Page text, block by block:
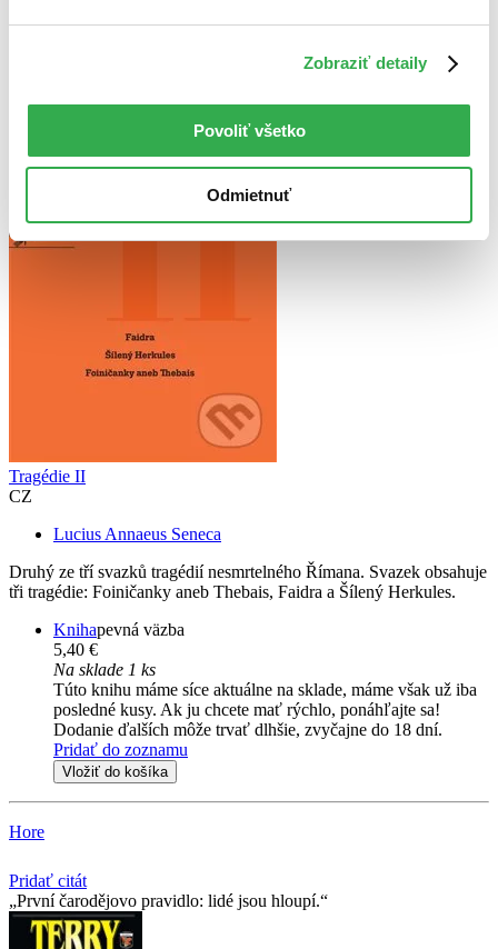
Zobraziť detaily
Povoliť všetko
Odmietnuť
Použité filtre
Tragédie II
CZ
Lucius Annaeus Seneca
Druhý ze tří svazků tragédií nesmrtelného Římana. Svazek obsahuje
tři tragédie: Foiničanky aneb Thebais, Faidra a Šílený Herkules.
Knihapevná väzba
5,40 €
Na sklade 1 ks
Túto knihu máme síce aktuálne na sklade, máme však už iba
posledné kusy. Ak ju chcete mať rýchlo, ponáhľajte sa!
Dodanie ďalších môže trvať dlhšie, zvyčajne do 18 dní.
Pridať do zoznamu
Vložiť do košíka
Hore
Pridať citát
První čarodějovo pravidlo: lidé jsou hloupí.